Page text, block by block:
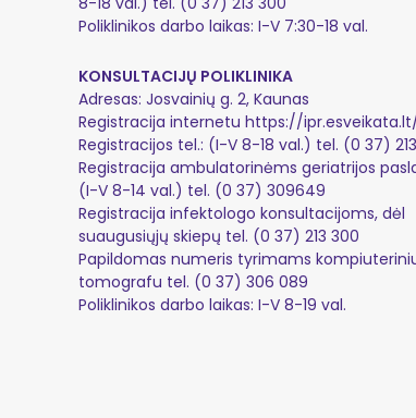
Poliklinikos darbo laikas: I-V 7:30-18 val.
KONSULTACIJŲ POLIKLINIKA
Adresas: Josvainių g. 2, Kaunas
Registracija internetu https://
Registracijos tel.: (I-V 8-18 val.) tel. (0 37)
Registracija ambulatorinėms geriatrijos
(I-V 8-14 val.) tel. (0 37) 309649
Registracija infektologo konsultacijoms, dėl
suaugusiųjų skiepų tel. (0 37) 213 300
Papildomas numeris tyrimams
tomografu tel. (0 37) 306 089
Poliklinikos darbo laikas: I-V 8-19 val.